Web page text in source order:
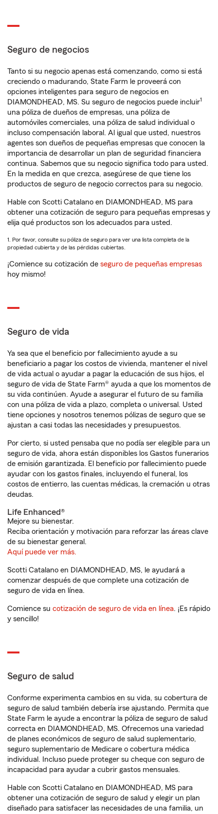
Seguro de negocios
Tanto si su negocio apenas está comenzando, como si está
creciendo o madurando, State Farm le proveerá con
opciones inteligentes para seguro de negocios en
DIAMONDHEAD, MS. Su seguro de negocios puede incluir1
una póliza de dueños de empresas, una póliza de
automóviles comerciales, una póliza de salud individual o
incluso compensación laboral. Al igual que usted, nuestros
agentes son dueños de pequeñas empresas que conocen la
importancia de desarrollar un plan de seguridad financiera
continua. Sabemos que su negocio significa todo para usted.
En la medida en que crezca, asegúrese de que tiene los
productos de seguro de negocio correctos para su negocio.
Hable con Scotti Catalano en DIAMONDHEAD, MS para
obtener una cotización de seguro para pequeñas empresas y
elija qué productos son los adecuados para usted.
1. Por favor, consulte su póliza de seguro para ver una lista completa de la
propiedad cubierta y de las pérdidas cubiertas.
¡Comience su cotización de seguro de pequeñas empresas
hoy mismo!
Seguro de vida
Ya sea que el beneficio por fallecimiento ayude a su
beneficiario a pagar los costos de vivienda, mantener el nivel
de vida actual o ayudar a pagar la educación de sus hijos, el
seguro de vida de State Farm® ayuda a que los momentos de
su vida continúen. Ayude a asegurar el futuro de su familia
con una póliza de vida a plazo, completa o universal. Usted
tiene opciones y nosotros tenemos pólizas de seguro que se
ajustan a casi todas las necesidades y presupuestos.
Por cierto, si usted pensaba que no podía ser elegible para un
seguro de vida, ahora están disponibles los Gastos funerarios
de emisión garantizada. El beneficio por fallecimiento puede
ayudar con los gastos finales, incluyendo el funeral, los
costos de entierro, las cuentas médicas, la cremación u otras
deudas.
Life Enhanced®
Mejore su bienestar.
Reciba orientación y motivación para reforzar las áreas clave
de su bienestar general.
Aquí puede ver más.
Scotti Catalano en DIAMONDHEAD, MS, le ayudará a
comenzar después de que complete una cotización de
seguro de vida en línea.
Comience su cotización de seguro de vida en línea. ¡Es rápido
y sencillo!
Seguro de salud
Conforme experimenta cambios en su vida, su cobertura de
seguro de salud también debería irse ajustando. Permita que
State Farm le ayude a encontrar la póliza de seguro de salud
correcta en DIAMONDHEAD, MS. Ofrecemos una variedad
de planes económicos de seguro de salud suplementario,
seguro suplementario de Medicare o cobertura médica
individual. Incluso puede proteger su cheque con seguro de
incapacidad para ayudar a cubrir gastos mensuales.
Hable con Scotti Catalano en DIAMONDHEAD, MS para
obtener una cotización de seguro de salud y elegir un plan
diseñado para satisfacer las necesidades de una familia, un